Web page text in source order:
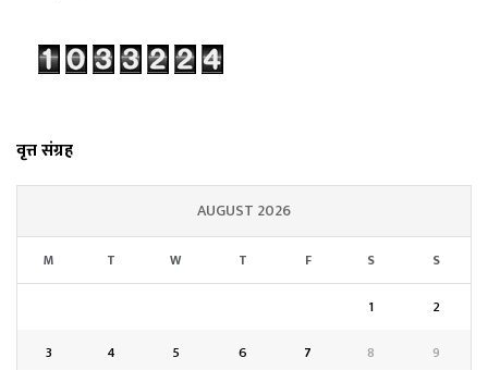
वृत्त संग्रह
AUGUST 2026
M T W T F S S
1
2
3
4 5 6 7 8
9